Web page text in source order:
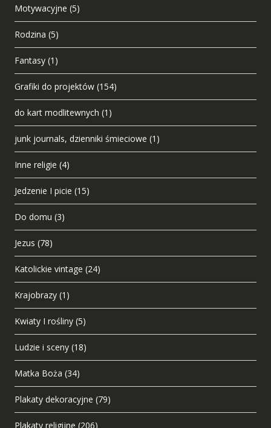
Motywacyjne (5)
Rodzina (5)
Fantasy (1)
Grafiki do projektów (154)
do kart modlitewnych (1)
junk journals, dzienniki śmieciowe (1)
Inne religie (4)
Jedzenie I picie (15)
Do domu (3)
Jezus (78)
Katolickie vintage (24)
Krajobrazy (1)
Kwiaty I rośliny (5)
Ludzie i sceny (18)
Matka Boża (34)
Plakaty dekoracyjne (79)
Plakaty religijne (206)